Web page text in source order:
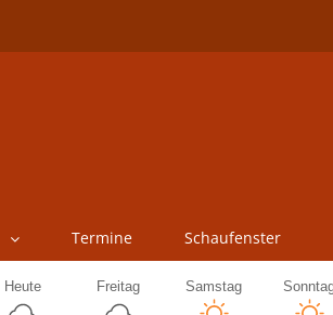
Termine Schaufenster